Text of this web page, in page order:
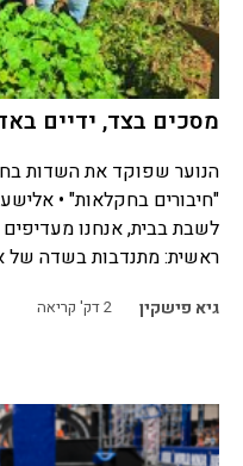
מסכים בצד, ידיים
הנוער שפוקד את השדות
לשבת בבית, אנחנו
ראשית: מתנדבות בשדה של
גיא פישקין 2דק' קריאה